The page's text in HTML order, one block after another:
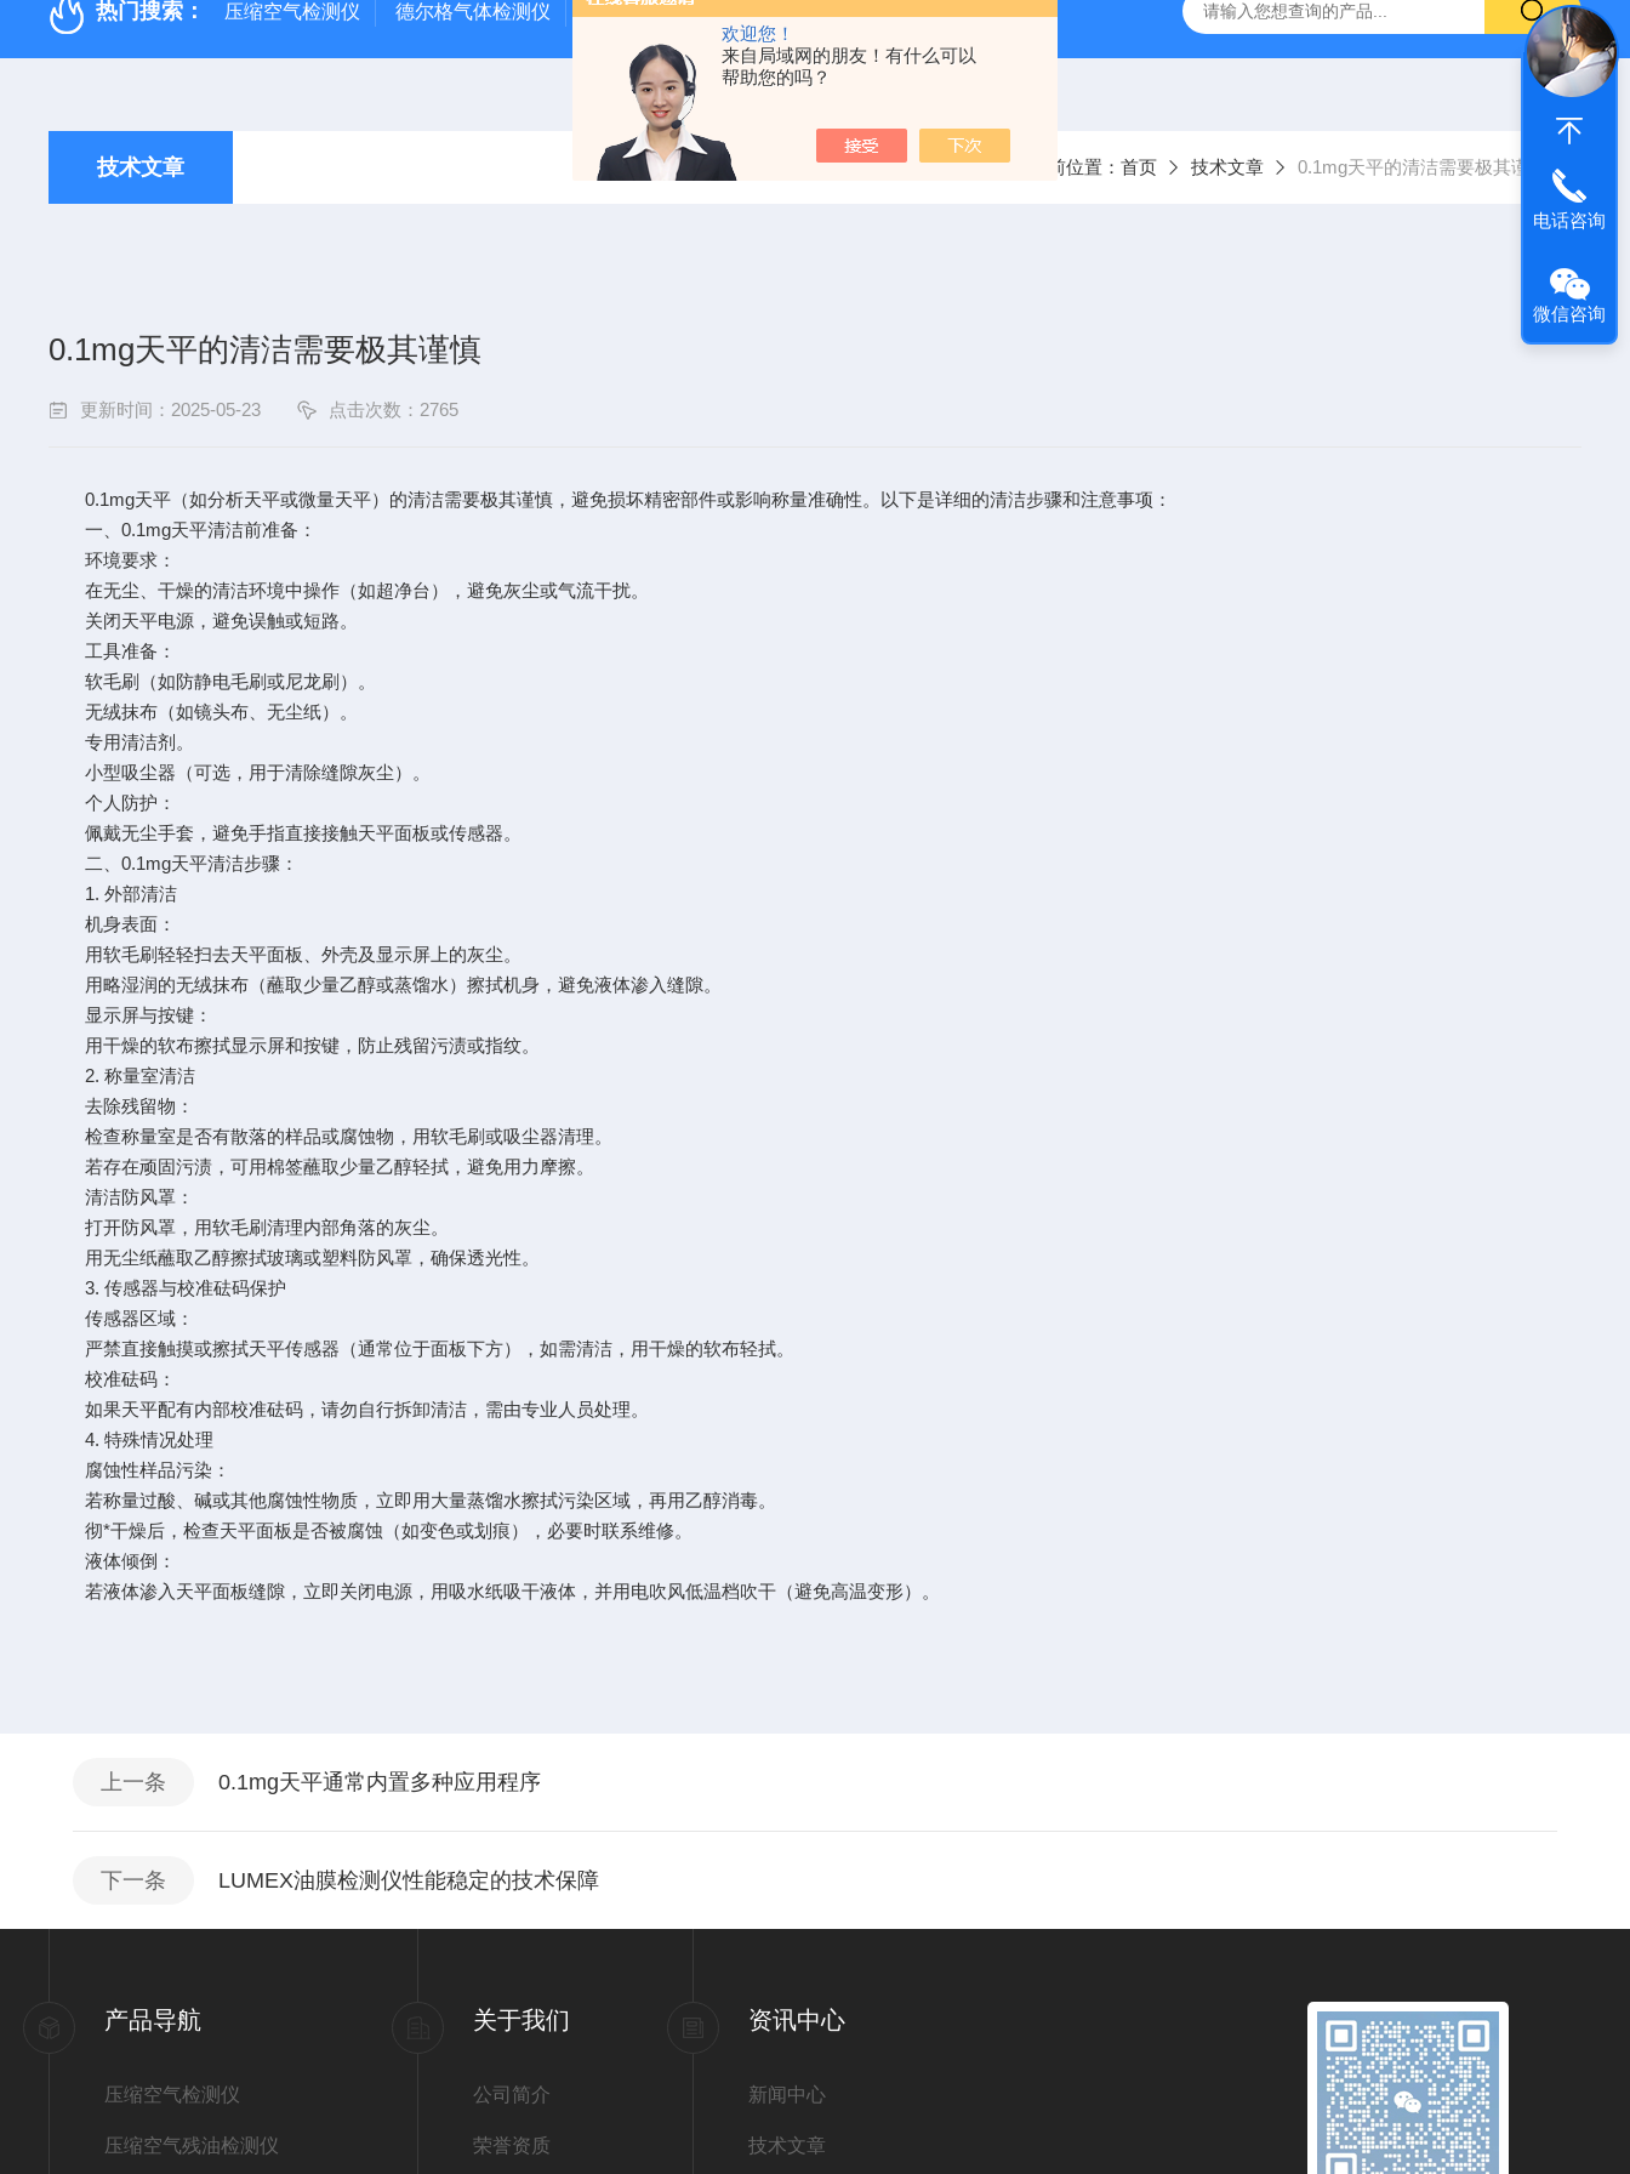
欢迎您！
来自局域网的朋友！有什么可以
帮助您的吗？
热门搜索： 压缩空气检测仪 德尔格气体检测仪 GMI气体检测仪
技术文章 当前位置： 首页 技术文章 0.1mg天平的清洁需要极其谨慎
0.1mg天平的清洁需要极其谨慎
更新时间：2025-05-23 点击次数：2765
0.1mg天平（如分析天平或微量天平）的清洁需要极其谨慎，避免损坏精密部件或影响称量准确性。以下是详细的清洁步骤和注意事项：
一、0.1mg天平清洁前准备：
环境要求：
在无尘、干燥的清洁环境中操作（如超净台），避免灰尘或气流干扰。
关闭天平电源，避免误触或短路。
工具准备：
软毛刷（如防静电毛刷或尼龙刷）。
无绒抹布（如镜头布、无尘纸）。
专用清洁剂。
小型吸尘器（可选，用于清除缝隙灰尘）。
个人防护：
佩戴无尘手套，避免手指直接接触天平面板或传感器。
二、0.1mg天平清洁步骤：
1. 外部清洁
机身表面：
用软毛刷轻轻扫去天平面板、外壳及显示屏上的灰尘。
用略湿润的无绒抹布（蘸取少量乙醇或蒸馏水）擦拭机身，避免液体渗入缝隙。
显示屏与按键：
用干燥的软布擦拭显示屏和按键，防止残留污渍或指纹。
2. 称量室清洁
去除残留物：
检查称量室是否有散落的样品或腐蚀物，用软毛刷或吸尘器清理。
若存在顽固污渍，可用棉签蘸取少量乙醇轻拭，避免用力摩擦。
清洁防风罩：
打开防风罩，用软毛刷清理内部角落的灰尘。
用无尘纸蘸取乙醇擦拭玻璃或塑料防风罩，确保透光性。
3. 传感器与校准砝码保护
传感器区域：
严禁直接触摸或擦拭天平传感器（通常位于面板下方），如需清洁，用干燥的软布轻拭。
校准砝码：
如果天平配有内部校准砝码，请勿自行拆卸清洁，需由专业人员处理。
4. 特殊情况处理
腐蚀性样品污染：
若称量过酸、碱或其他腐蚀性物质，立即用大量蒸馏水擦拭污染区域，再用乙醇消毒。
彻*干燥后，检查天平面板是否被腐蚀（如变色或划痕），必要时联系维修。
液体倾倒：
若液体渗入天平面板缝隙，立即关闭电源，用吸水纸吸干液体，并用电吹风低温档吹干（避免高温变形）。
上一条 0.1mg天平通常内置多种应用程序
下一条 LUMEX油膜检测仪性能稳定的技术保障
产品导航
压缩空气检测仪
压缩空气残油检测仪
关于我们
公司简介
荣誉资质
资讯中心
新闻中心
技术文章
电话咨询
微信咨询